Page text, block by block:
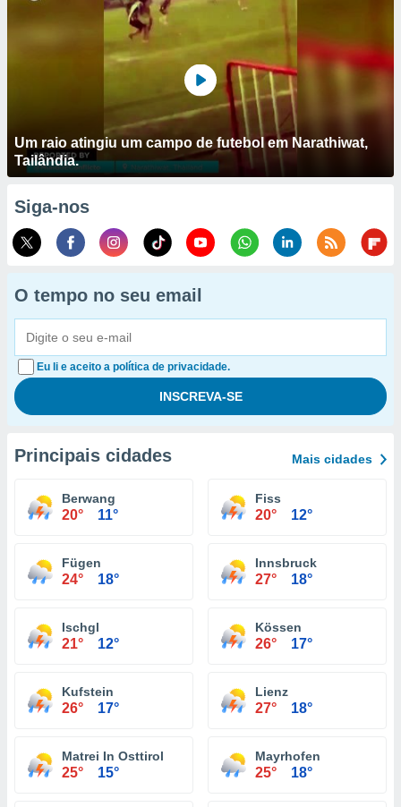
Um raio atingiu um campo de futebol em Narathiwat,
Tailândia.
Siga-nos
O tempo no seu email
Eu li e aceito a política de privacidade.
Principais cidades Mais cidades
Berwang
20° 11°
Fiss
20° 12°
Fügen
24° 18°
Innsbruck
27° 18°
Ischgl
21° 12°
Kössen
26° 17°
Kufstein
26° 17°
Lienz
27° 18°
Matrei In Osttirol
25° 15°
Mayrhofen
25° 18°